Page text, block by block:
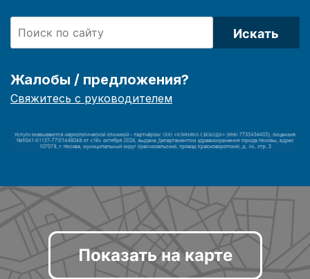
Искать
Жалобы / предложения?
Свяжитесь с руководителем
Показать на карте